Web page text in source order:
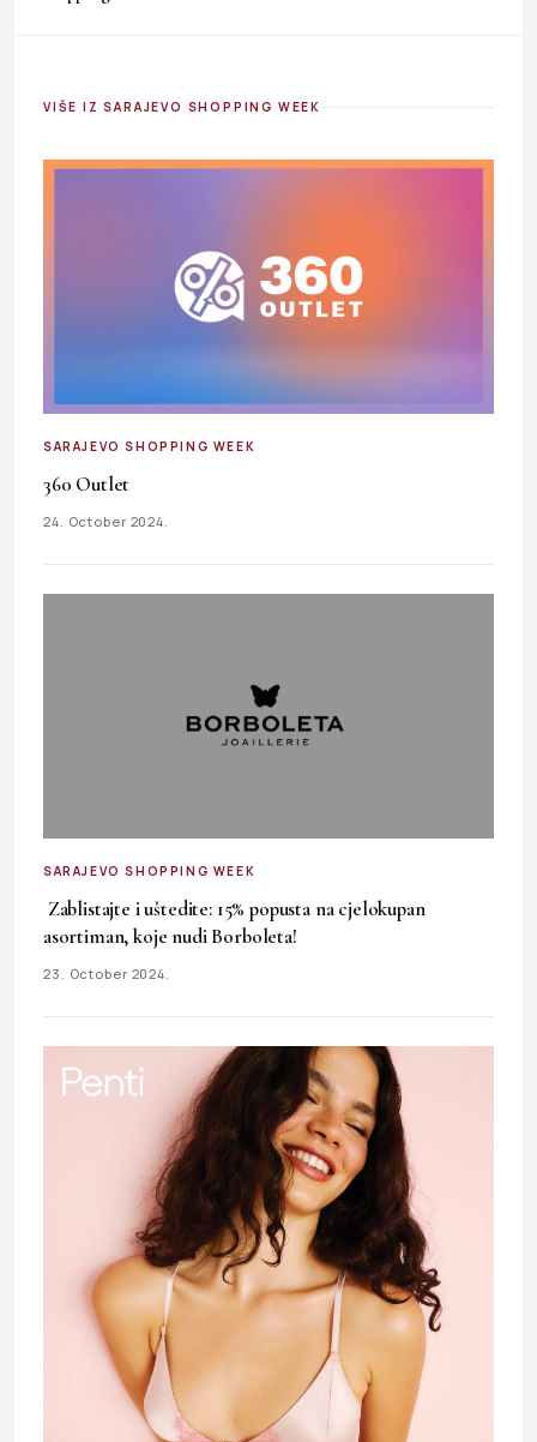
VIŠE IZ SARAJEVO SHOPPING WEEK
SARAJEVO SHOPPING WEEK
360 Outlet
24. October 2024.
SARAJEVO SHOPPING WEEK
Zablistajte i uštedite: 15% popusta na cjelokupan
asortiman, koje nudi Borboleta!
23. October 2024.